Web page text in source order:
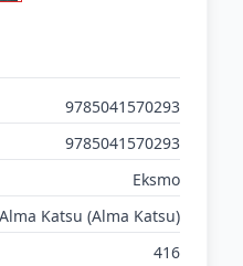
9785041570293
9785041570293
Eksmo
Alma Katsu (Alma Katsu)
416